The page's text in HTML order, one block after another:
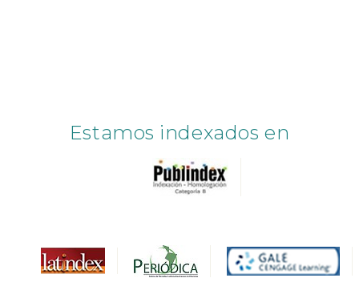
Estamos indexados en